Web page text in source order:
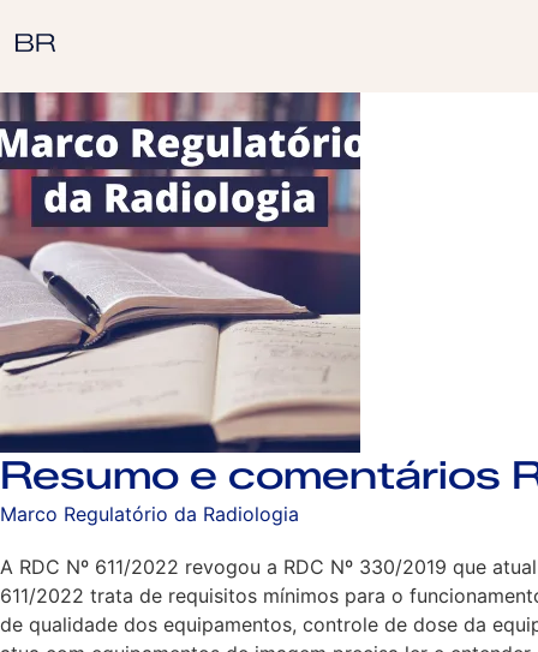
Resumo e comentários
Marco Regulatório da Radiologia
A RDC Nº 611/2022 revogou a RDC Nº 330/2019 que
611/2022 trata de requisitos mínimos para o
de qualidade dos equipamentos, controle de dose da